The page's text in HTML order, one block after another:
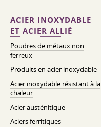
ACIER INOXYDABLE
ET ACIER ALLIÉ
Poudres de métaux non
ferreux
Produits en acier inoxydable
Acier inoxydable résistant à la
chaleur
Acier austénitique
Aciers ferritiques